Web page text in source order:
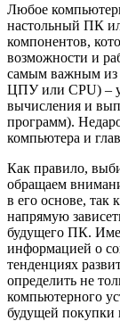
Любое
настольный ПК
компонентов,
возможности и
самым важным из
ЦПУ или CPU) –
вычисления и
программ).
компьютера и
Как правило,
обращаем
в его основе, так
напрямую
будущего ПК.
информацией о
тенденциях
определить не
компьютерного
будущей покупки